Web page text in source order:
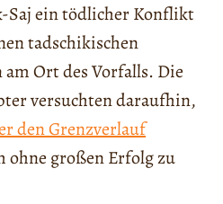
Saj ein tödlicher Konflikt
tadschikischen
Ort des Vorfalls. Die
versuchten daraufhin,
den Grenzverlauf
ohne großen Erfolg zu